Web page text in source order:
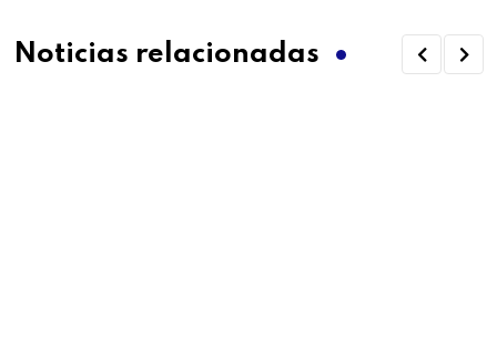
Noticias relacionadas